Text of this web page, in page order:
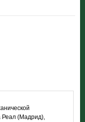
Реал (Мадрид),